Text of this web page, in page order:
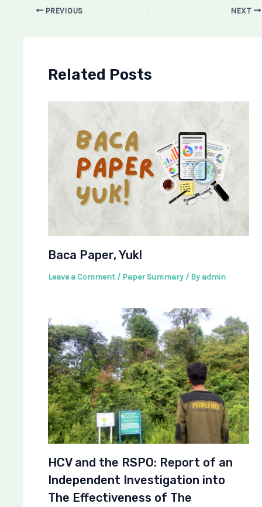
PREVIOUS NEXT
Related Posts
Baca Paper, Yuk!
Leave a Comment / Paper Summary/ By admin
HCV and the RSPO: Report of an
Independent Investigation into
The Effectiveness of The